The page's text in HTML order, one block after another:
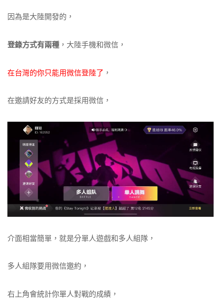
因為是大陸開發的，
登錄方式有兩種 ，大陸手機和微信，
在台灣的你只能用微信登陸了 ，
在邀請好友的方式是採用微信，
介面相當簡單，就是分單人遊戲和多人組隊，
多人組隊要用微信邀約，
右上角會統計你單人對戰的成績，